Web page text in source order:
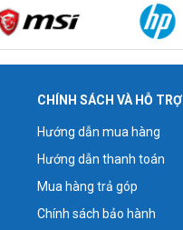
CHÍNH SÁCH VÀ HỖ TRỢ
Hướng dẫn mua hàng
Hướng dẫn thanh toán
Mua hàng trả góp
Chính sách bảo hành